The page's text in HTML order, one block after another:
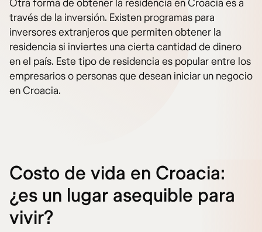
Otra forma de obtener la residencia en Croacia es a
través de la inversión. Existen programas para
inversores extranjeros que permiten obtener la
residencia si inviertes una cierta cantidad de dinero
en el país. Este tipo de residencia es popular entre los
empresarios o personas que desean iniciar un negocio
en Croacia.
Costo de vida en Croacia:
¿es un lugar asequible para
vivir?